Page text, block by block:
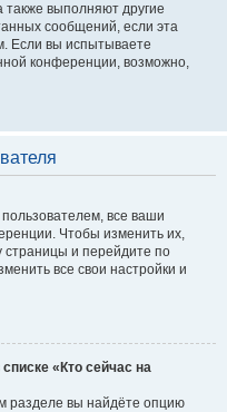
выполняют другие
сообщений, если эта
Если вы испытываете
конференции, возможно,
все ваши
Чтобы изменить их,
страницы и перейдите по
все свои настройки и
«Кто сейчас на
разделе вы найдёте опцию